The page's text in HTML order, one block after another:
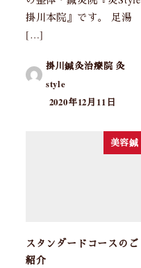
掛川本院』です。 足湯
[…]
掛川鍼灸治療院 灸
style
2020年12月11日
美容鍼
スタンダードコースのご
紹介